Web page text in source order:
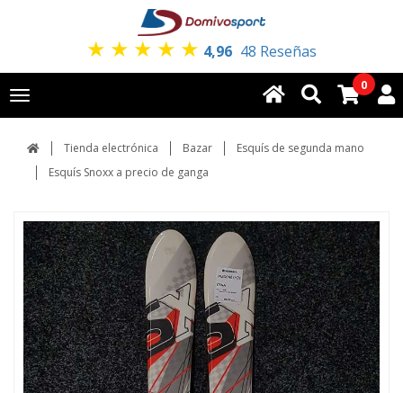
★ ★ ★ ★ ★ 4,96 48 Reseñas
Toggle
navigation
0
Tienda electrónica Bazar
Esquís de segunda mano
Esquís Snoxx a precio de ganga